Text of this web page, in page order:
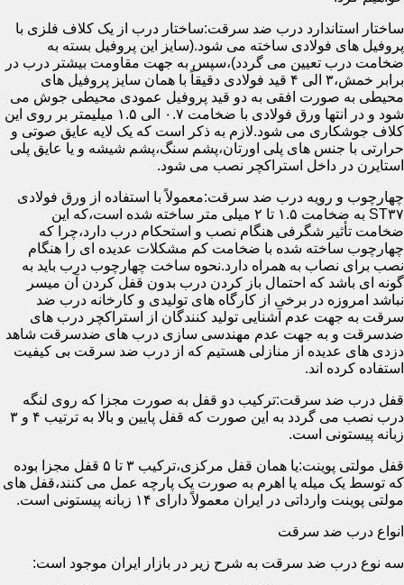
ساختار استاندارد درب ضد سرقت:ساختار درب از یک کلاف فلزی با
پروفیل های فولادی ساخته می شود.(سایز این پروفیل بسته به
ضخامت درب تعیین می گردد)،سپس به جهت مقاومت بیشتر درب در
برابر خمش،۳ الی ۴ قید فولادی دقیقاً با همان سایز پروفیل های
محیطی به صورت افقی به دو قید پروفیل عمودی محیطی جوش می
شود و در انتها ورق فولادی با ضخامت ۰.۷ الی ۱.۵ میلیمتر بر روی این
کلاف جوشکاری می شود.لازم به ذکر است که یک لایه عایق صوتی و
حرارتی با جنس های پلی اورتان،پشم سنگ،پشم شیشه و یا عایق پلی
استایرن در داخل استراکچر نصب می شود.
چهارچوب و رویه درب ضد سرقت:معمولاً با استفاده از ورق فولادی
ST۳۷ به ضخامت ۱.۵ تا ۲ میلی متر ساخته شده است،که این
ضخامت تأثیر شگرفی هنگام نصب و استحکام درب دارد،چرا که
چهارچوب ساخته شده با ضخامت کم مشکلات عدیده ای را هنگام
نصب برای نصاب به همراه دارد.نحوه ساخت چهارچوب درب باید به
گونه ای باشد که احتمال باز کردن درب بدون قفل کردن آن میسر
نباشد امروزه در برخی از کارگاه های تولیدی و کارخانه درب ضد
سرقت به جهت عدم آشنایی تولید کنندگان از استراکچر درب های
ضدسرقت و به جهت عدم مهندسی سازی درب های ضدسرقت شاهد
دزدی های عدیده از منازلی هستیم که از درب ضد سرقت بی کیفیت
استفاده کرده اند.
قفل درب ضد سرقت:ترکیب دو قفل به صورت مجزا که روی لنگه
درب نصب می گردد به این صورت که قفل پایین و بالا به ترتیب ۴ و ۳
زبانه پیستونی است.
قفل مولتی پوینت:یا همان قفل مرکزی،ترکیب ۳ تا ۵ قفل مجزا بوده
که توسط یک میله یا اهرم به صورت یک پارچه عمل می کنند،قفل های
مولتی پوینت وارداتی در ایران معمولاً دارای ۱۴ زبانه پیستونی است.
انواع درب ضد سرقت
سه نوع درب ضد سرقت به شرح زیر در بازار ایران موجود است: